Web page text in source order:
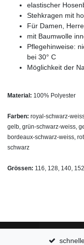
elastischer
Stehkragen mit
Für Damen,
mit Baumwolle
Pflegehinweise:
bei 30° C
Möglichkeit der
Material: 100% Polyester
Farben: royal-schwarz-
gelb, grün-schwarz-weiss,
bordeaux-schwarz-weiss,
schwarz
Grössen: 116, 128, 140,